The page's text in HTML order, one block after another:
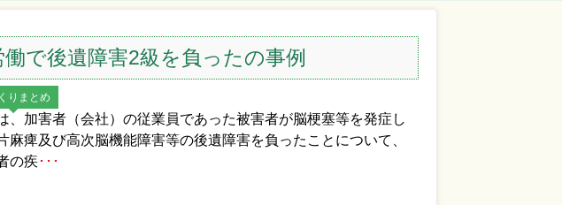
で後遺障害2級を負ったの事例
りまとめ
、加害者（会社）の従業員であった被害者が脳梗塞等を発症し
麻痺及び高次脳機能障害等の後遺障害を負ったことについて、
の疾･･･